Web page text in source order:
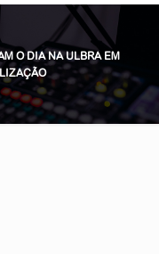
O DIA NA ULBRA EM